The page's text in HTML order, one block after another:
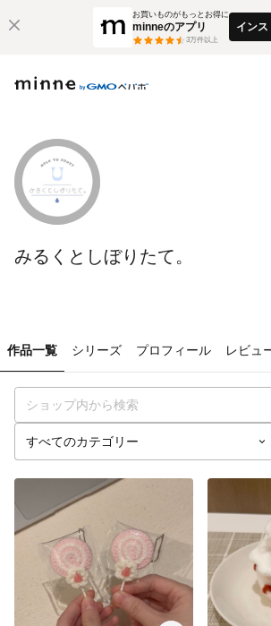
お買いものがもっとお得に
minneのアプリ
3万件以上
インス
みるくとしぼりたて。
作品一覧 シリーズ プロフィール レビュ